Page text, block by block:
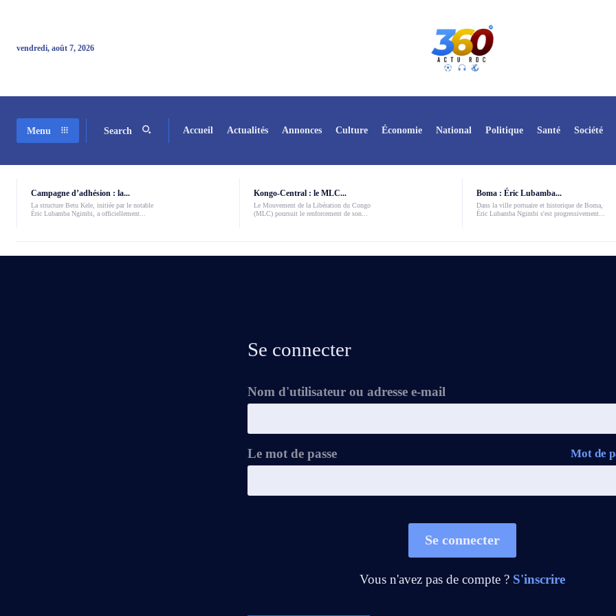
vendredi, août 7, 2026
Menu Search Accueil Actualités Annonces Culture Économie National Politique Santé Société
Campagne d’adhésion : la...
La structure Betu Kele, initiée par le notable
Éric Lubamba Ngimbi, a officiellement...
Kongo-Central : le MLC...
Le Mouvement de la Libération du Congo
(MLC) poursuit le renforcement de son...
Boma : Éric Lubamba...
Dans la ville portuaire et historique de Boma,
Éric Lubamba Ngimbi s'est progressivement...
Se connecter
Nom d'utilisateur ou adresse e-mail
Le mot de passe Mot de
Se connecter
Vous n'avez pas de compte ? S'inscrire